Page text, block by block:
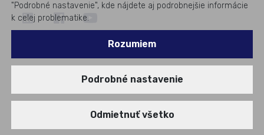
"Podrobné nastavenie", kde nájdete aj podrobnejšie informácie
k celej problematike.
Rozumiem
Podrobné nastavenie
Odmietnuť všetko
v podnikovom IT